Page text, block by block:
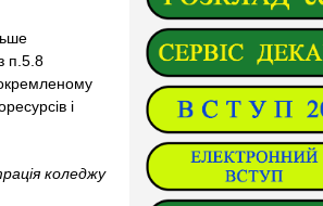
п.5.8
і
коледжу